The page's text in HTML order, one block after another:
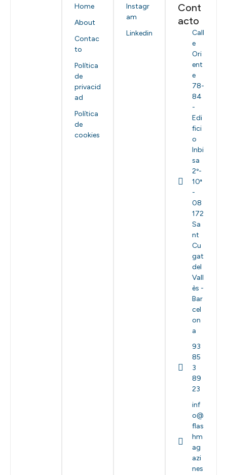
Home
About
Contac
to
Política
de
privacid
ad
Política
de
cookies
Instagr
am
Linkedin
Cont
acto
Call
e
Ori
ent
e
78-
84
-
Edi
fici
o
Inbi
sa
2º-
10ª
-
08
172
Sa
nt
Cu
gat
del
Vall
ès -
Bar
cel
on
a
93
85
3
89
23
inf
o@
flas
hm
ag
azi
nes